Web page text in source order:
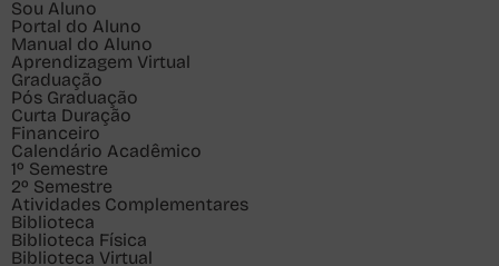
Sou Aluno
Portal do Aluno
Manual do Aluno
Aprendizagem Virtual
Graduação
Pós Graduação
Curta Duração
Financeiro
Calendário Acadêmico
1º Semestre
2º Semestre
Atividades Complementares
Biblioteca
Biblioteca Física
Biblioteca Virtual